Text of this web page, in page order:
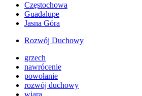
Częstochowa
Guadalupe
Jasna Góra
Rozwój Duchowy
grzech
nawrócenie
powołanie
rozwój duchowy
wiara